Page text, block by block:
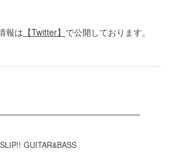
報は 【Twitter】 で公開しております。
SLIP!! GUITAR&BASS